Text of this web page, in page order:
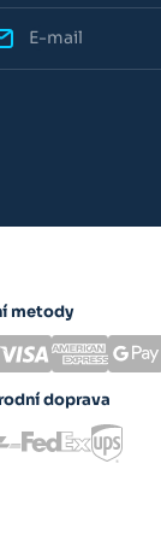
metody
doprava